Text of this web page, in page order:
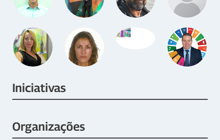
Iniciativas
Organizações